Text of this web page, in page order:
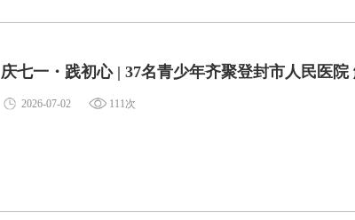
庆七一・践初心 | 37名青少年齐聚登封市人民医院
2026-07-02 111次